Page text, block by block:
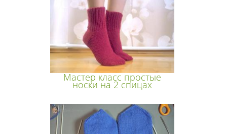
Мастер класс простые
носки на 2 спицах